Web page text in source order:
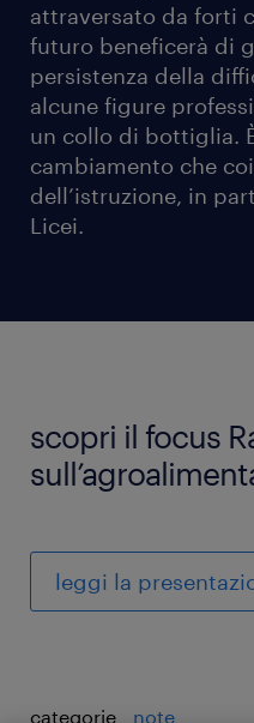
attraversato da forti
futuro beneficerà di
persistenza della
alcune figure
un collo di bottiglia.
cambiamento che
dell’istruzione, in
Licei.
scopri il focus
leggi la
categorie note